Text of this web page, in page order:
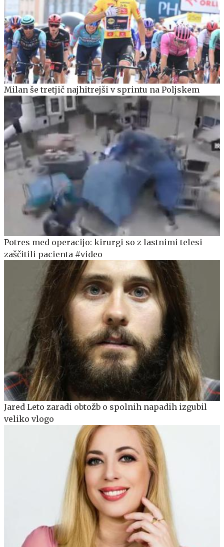
Milan še tretjič najhitrejši v sprintu na Poljskem
Potres med operacijo: kirurgi so z lastnimi telesi
zaščitili pacienta #video
Jared Leto zaradi obtožb o spolnih napadih izgubil
veliko vlogo